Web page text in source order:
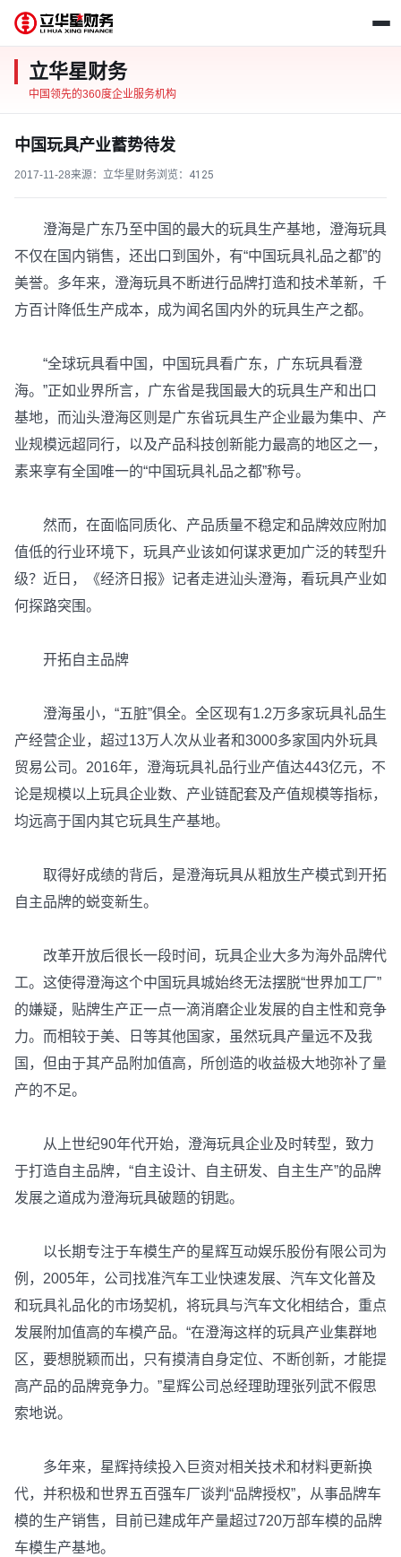
立华星财务
中国领先的360度企业服务机构
中国玩具产业蓄势待发
2017-11-28来源：立华星财务浏览： 4125
澄海是广东乃至中国的最大的玩具生产基地，澄海玩具
不仅在国内销售，还出口到国外，有“中国玩具礼品之都”的
美誉。多年来，澄海玩具不断进行品牌打造和技术革新，千
方百计降低生产成本，成为闻名国内外的玩具生产之都。
“全球玩具看中国，中国玩具看广东，广东玩具看澄
海。”正如业界所言，广东省是我国最大的玩具生产和出口
基地，而汕头澄海区则是广东省玩具生产企业最为集中、产
业规模远超同行，以及产品科技创新能力最高的地区之一，
素来享有全国唯一的“中国玩具礼品之都”称号。
然而，在面临同质化、产品质量不稳定和品牌效应附加
值低的行业环境下，玩具产业该如何谋求更加广泛的转型升
级？近日，《经济日报》记者走进汕头澄海，看玩具产业如
何探路突围。
开拓自主品牌
澄海虽小，“五脏”俱全。全区现有1.2万多家玩具礼品生
产经营企业，超过13万人次从业者和3000多家国内外玩具
贸易公司。2016年，澄海玩具礼品行业产值达443亿元，不
论是规模以上玩具企业数、产业链配套及产值规模等指标，
均远高于国内其它玩具生产基地。
取得好成绩的背后，是澄海玩具从粗放生产模式到开拓
自主品牌的蜕变新生。
改革开放后很长一段时间，玩具企业大多为海外品牌代
工。这使得澄海这个中国玩具城始终无法摆脱“世界加工厂”
的嫌疑，贴牌生产正一点一滴消磨企业发展的自主性和竞争
力。而相较于美、日等其他国家，虽然玩具产量远不及我
国，但由于其产品附加值高，所创造的收益极大地弥补了量
产的不足。
从上世纪90年代开始，澄海玩具企业及时转型，致力
于打造自主品牌，“自主设计、自主研发、自主生产”的品牌
发展之道成为澄海玩具破题的钥匙。
以长期专注于车模生产的星辉互动娱乐股份有限公司为
例，2005年，公司找准汽车工业快速发展、汽车文化普及
和玩具礼品化的市场契机，将玩具与汽车文化相结合，重点
发展附加值高的车模产品。“在澄海这样的玩具产业集群地
区，要想脱颖而出，只有摸清自身定位、不断创新，才能提
高产品的品牌竞争力。”星辉公司总经理助理张列武不假思
索地说。
多年来，星辉持续投入巨资对相关技术和材料更新换
代，并积极和世界五百强车厂谈判“品牌授权”，从事品牌车
模的生产销售，目前已建成年产量超过720万部车模的品牌
车模生产基地。